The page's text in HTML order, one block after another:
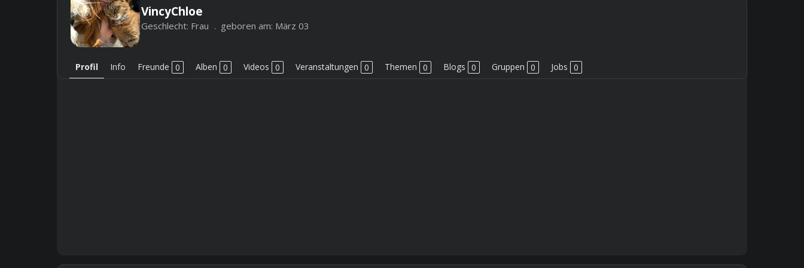
VincyChloe
Geschlecht: Frau geboren am: März 03
Profil Info Freunde 0 Alben 0 Videos 0 Veranstaltungen 0 Themen 0 Blogs 0 Gruppen 0 Jobs 0